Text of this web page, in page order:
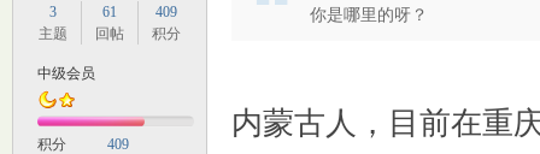
3
主题
61
回帖
409
积分
中级会员
积分 409
你是哪里的呀？
内蒙古人，目前在重